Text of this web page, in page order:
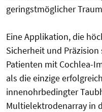
geringstmöglicher
Eine Applikation, die
Sicherheit und
Patienten mit Cochlea-
als die einzige
innenohrbedingter
Multielektrodenarray in